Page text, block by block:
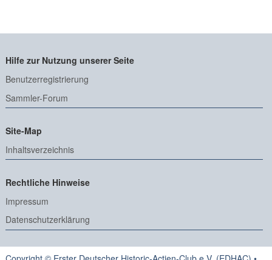
Hilfe zur Nutzung unserer Seite
Benutzerregistrierung
Sammler-Forum
Site-Map
Inhaltsverzeichnis
Rechtliche Hinweise
Impressum
Datenschutzerklärung